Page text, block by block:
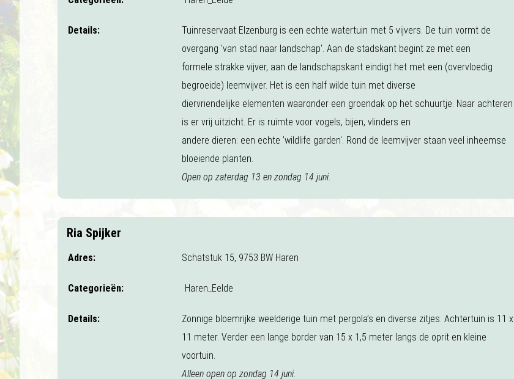
Details:
Tuinreservaat Elzenburg is een echte watertuin met 5 vijvers. De tuin vormt de
overgang 'van stad naar landschap'. Aan de stadskant begint ze met een
formele strakke vijver, aan de landschapskant eindigt het met een (overvloedig
begroeide) leemvijver. Het is een half wilde tuin met diverse
diervriendelijke elementen waaronder een groendak op het schuurtje. Naar achteren
is er vrij uitzicht. Er is ruimte voor vogels, bijen, vlinders en
andere dieren: een echte 'wildlife garden'. Rond de leemvijver staan veel inheemse
bloeiende planten.
Open op zaterdag 13 en zondag 14 juni.
Ria Spijker
Adres: Schatstuk 15, 9753 BW Haren
Categorieën: Haren_Eelde
Details:
Zonnige bloemrijke weelderige tuin met pergola’s en diverse zitjes. Achtertuin is 11 x
11 meter. Verder een lange border van 15 x 1,5 meter langs de oprit en kleine
voortuin.
Alleen open op zondag 14 juni.